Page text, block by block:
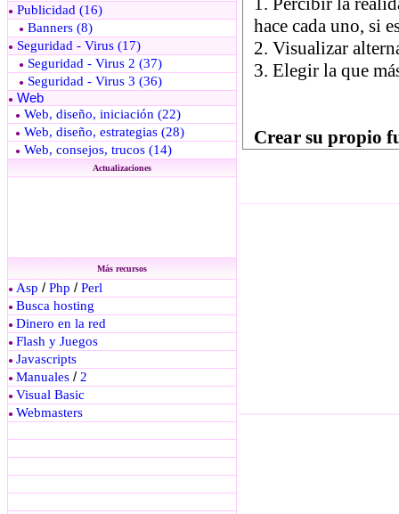
● Publicidad (16)
● Banners (8)
● Seguridad - Virus (17)
● Seguridad - Virus 2 (37)
● Seguridad - Virus 3 (36)
● Web
● Web, diseño, iniciación (22)
● Web, diseño, estrategias (28)
● Web, consejos, trucos (14)
Actualizaciones
Más recursos
● Asp / Php / Perl
● Busca hosting
● Dinero en la red
● Flash y Juegos
● Javascripts
● Manuales / 2
● Visual Basic
● Webmasters